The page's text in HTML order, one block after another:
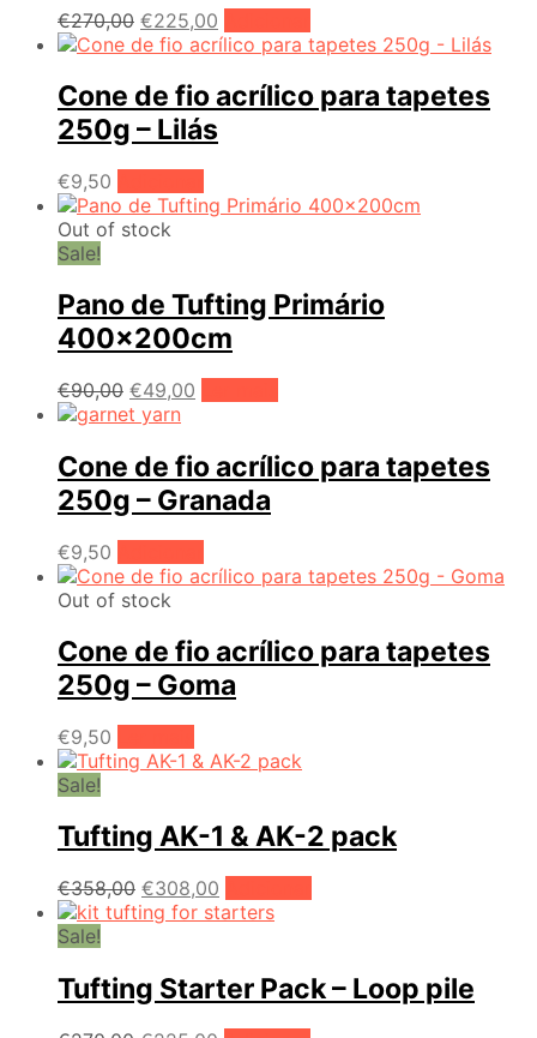
€270,00 O
preço
era:
€270,00.
€225,00
preço
é:
€225,00.
Cone de fio acrílico para tapetes
250g – Lilás
€9,50
Out of stock
Sale!
Pano de Tufting Primário
400x200cm
€90,00 O
preço
era:
€90,00.
€49,00
é:
€49,00.
Cone de fio acrílico para tapetes
250g – Granada
€9,50
Out of stock
Cone de fio acrílico para tapetes
250g – Goma
€9,50
Sale!
Tufting AK-1 & AK-2 pack
€358,00 O
preço
€358,00.
€308,00
preço
€308,00.
Sale!
Tufting Starter Pack – Loop pile